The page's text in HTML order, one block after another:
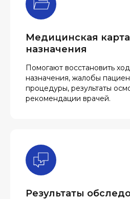
Медицинская
назначения
Помогают восстановить
назначения, жалобы
процедуры, результаты
рекомендации врачей.
Результаты